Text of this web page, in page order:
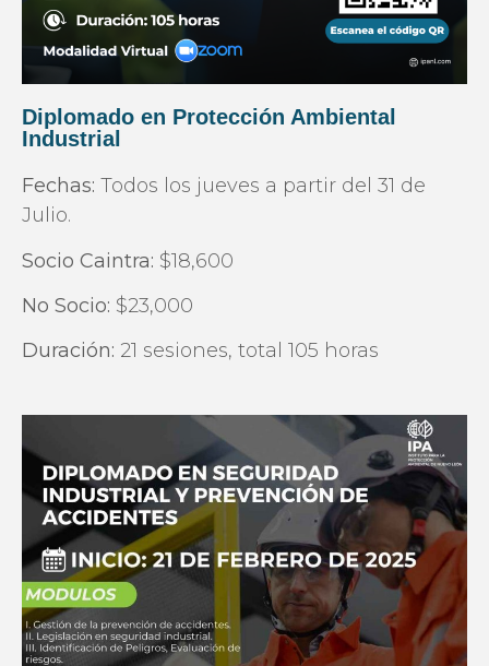
Diplomado en Protección Ambiental
Industrial
Fechas: Todos los jueves a partir del 31 de
Julio.
Socio Caintra: $18,600
No Socio: $23,000
Duración: 21 sesiones, total 105 horas